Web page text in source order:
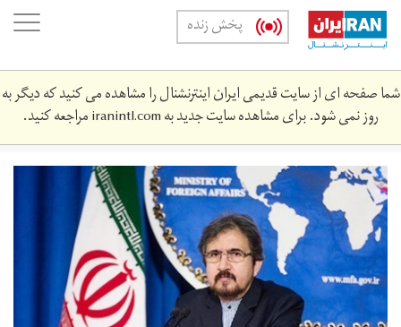
Skip
main
content
پخش زنده
شما صفحه ای از سایت قدیمی ایران اینترنشنال را مشاهده می کنید که دیگر به
روز نمی شود. برای مشاهده سایت جدید بهiranintl.comمراجعه کنید.
11.jpg